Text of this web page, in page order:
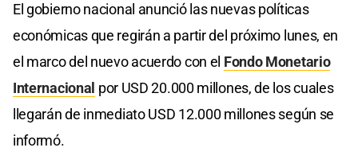
El gobierno nacional anunció las nuevas políticas
económicas que regirán a partir del próximo lunes, en
el marco del nuevo acuerdo con el Fondo Monetario
Internacional por USD 20.000 millones, de los cuales
llegarán de inmediato USD 12.000 millones según se
informó.